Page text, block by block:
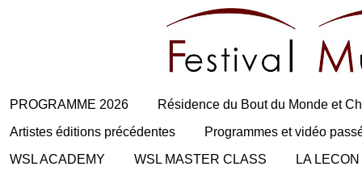
PROGRAMME 2026
Résidence du Bout du Monde et
Artistes éditions précédentes
Programmes et vidéo
WSL ACADEMY
WSL MASTER CLASS
LA